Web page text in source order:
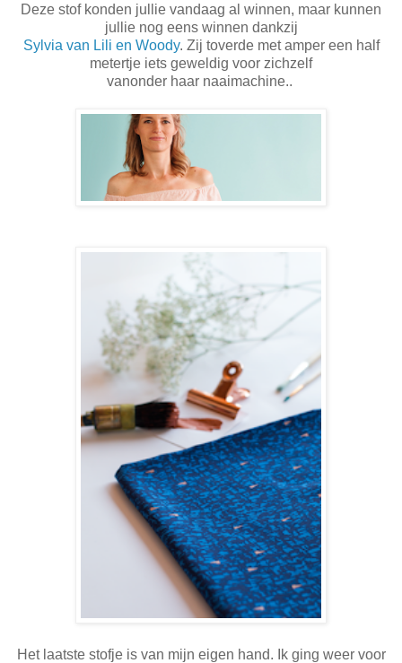
Deze stof konden jullie vandaag al winnen, maar kunnen
jullie nog eens winnen dankzij
Sylvia van Lili en Woody. Zij toverde met amper een half
metertje iets geweldig voor zichzelf
vanonder haar naaimachine..
Het laatste stofje is van mijn eigen hand. Ik ging weer voor